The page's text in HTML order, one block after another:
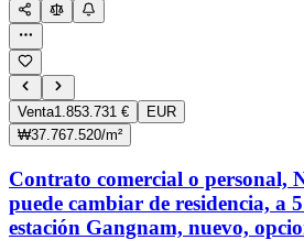
Venta1.853.731 €
EUR
₩37.767.520/m²
Contrato comercial o personal,
puede cambiar de residencia, a
estación Gangnam, nuevo,